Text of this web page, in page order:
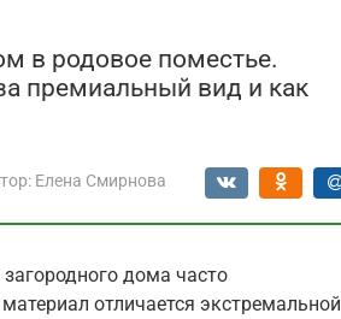
в родовое поместье.
премиальный вид и как
Елена Смирнова
дома часто
отличается экстремальной